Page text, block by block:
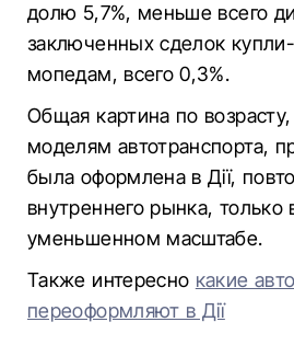
долю 5,7%, меньше всего
заключенных сделок
мопедам, всего 0,3%.
Общая картина по
моделям автотранспорта,
была оформлена в Дії,
внутреннего рынка, только
уменьшенном масштабе.
Также интересно какие
переоформляют в Дії